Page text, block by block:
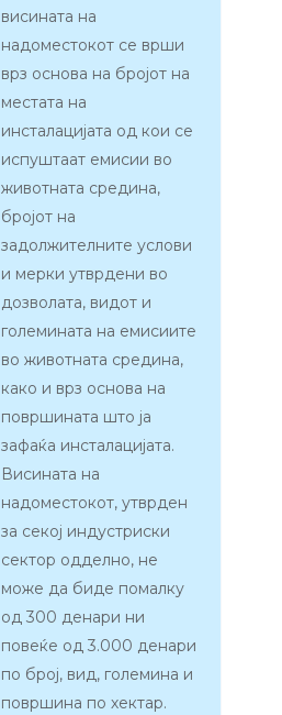
висината на
надоместокот се врши
врз основа на бројот на
местата на
инсталацијата од кои се
испуштаат емисии во
животната средина,
бројот на
задолжителните услови
и мерки утврдени во
дозволата, видот и
големината на емисиите
во животната средина,
како и врз основа на
површината што ја
зафаќа инсталацијата.
Висината на
надоместокот, утврден
за секој индустриски
сектор одделно, не
може да биде помалку
од 300 денари ни
повеќе од 3.000 денари
по број, вид, големина и
површина по хектар.